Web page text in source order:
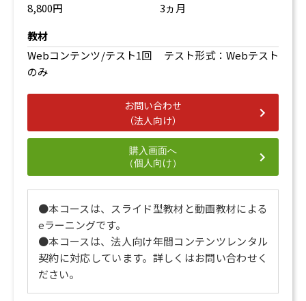
8,800円
3ヵ月
教材
Webコンテンツ/テスト1回 テスト形式：Webテスト
のみ
お問い合わせ
（法人向け）
購入画面へ
（個人向け）
●本コースは、スライド型教材と動画教材による
eラーニングです。
●本コースは、法人向け年間コンテンツレンタル
契約に対応しています。詳しくはお問い合わせく
ださい。